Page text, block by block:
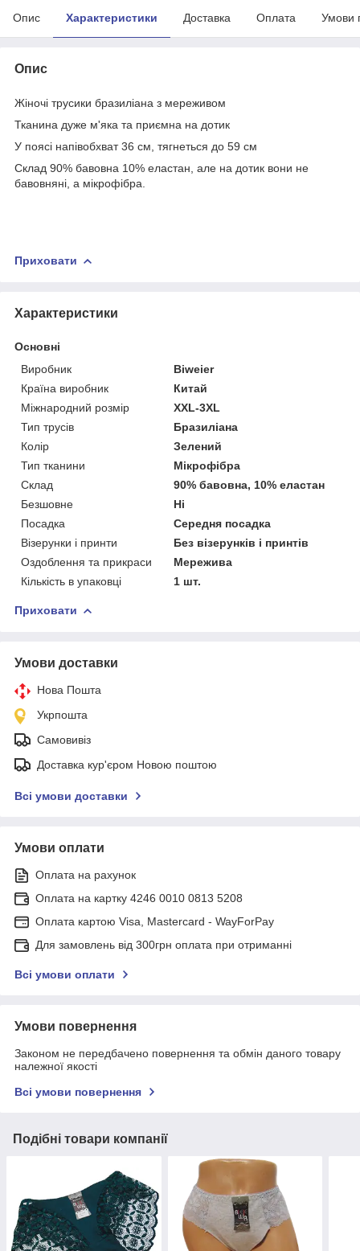
Опис Характеристики Доставка Оплата Умови
Опис
Жіночі трусики бразиліана з мереживом
Тканина дуже м'яка та приємна на дотик
У поясі напівобхват 36 см, тягнеться до 59 см
Склад 90% бавовна 10% еластан, але на дотик вони не
бавовняні, а мікрофібра.
Приховати
Характеристики
Основні
Виробник
Biweier
Країна виробник
Китай
Міжнародний розмір
XXL-3XL
Тип трусів
Бразиліана
Колір
Зелений
Тип тканини
Мікрофібра
Склад
90% бавовна, 10% еластан
Безшовне
Ні
Посадка
Середня посадка
Візерунки і принти
Без візерунків і принтів
Оздоблення та прикраси
Мережива
Кількість в упаковці
1 шт.
Приховати
Умови доставки
Нова Пошта
Укрпошта
Самовивіз
Доставка кур'єром Новою поштою
Всі умови доставки
Умови оплати
Оплата на рахунок
Оплата на картку 4246 0010 0813 5208
Оплата картою Visa, Mastercard - WayForPay
Для замовлень від 300грн оплата при отриманні
Всі умови оплати
Умови повернення
Законом не передбачено повернення та обмін даного товару
належної якості
Всі умови повернення
Подібні товари компанії